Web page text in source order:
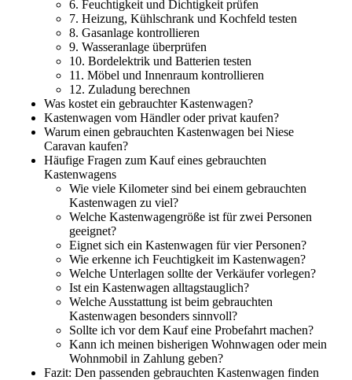
6. Feuchtigkeit und Dichtigkeit prüfen
7. Heizung, Kühlschrank und Kochfeld testen
8. Gasanlage kontrollieren
9. Wasseranlage überprüfen
10. Bordelektrik und Batterien testen
11. Möbel und Innenraum kontrollieren
12. Zuladung berechnen
Was kostet ein gebrauchter Kastenwagen?
Kastenwagen vom Händler oder privat kaufen?
Warum einen gebrauchten Kastenwagen bei Niese
Caravan kaufen?
Häufige Fragen zum Kauf eines gebrauchten
Kastenwagens
Wie viele Kilometer sind bei einem gebrauchten
Kastenwagen zu viel?
Welche Kastenwagengröße ist für zwei Personen
geeignet?
Eignet sich ein Kastenwagen für vier Personen?
Wie erkenne ich Feuchtigkeit im Kastenwagen?
Welche Unterlagen sollte der Verkäufer vorlegen?
Ist ein Kastenwagen alltagstauglich?
Welche Ausstattung ist beim gebrauchten
Kastenwagen besonders sinnvoll?
Sollte ich vor dem Kauf eine Probefahrt machen?
Kann ich meinen bisherigen Wohnwagen oder mein
Wohnmobil in Zahlung geben?
Fazit: Den passenden gebrauchten Kastenwagen finden